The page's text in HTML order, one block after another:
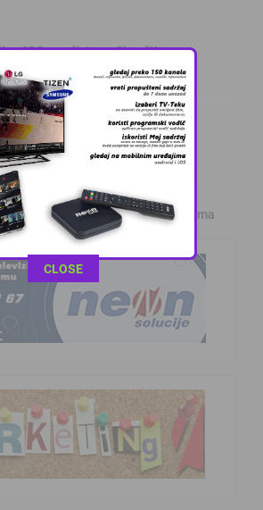
SDP-ove liste za Skupštinu
…
promjenu vremena: Sutra
servis „Ćiro“ na usluzi građanima
popup will close in:
CLOSE